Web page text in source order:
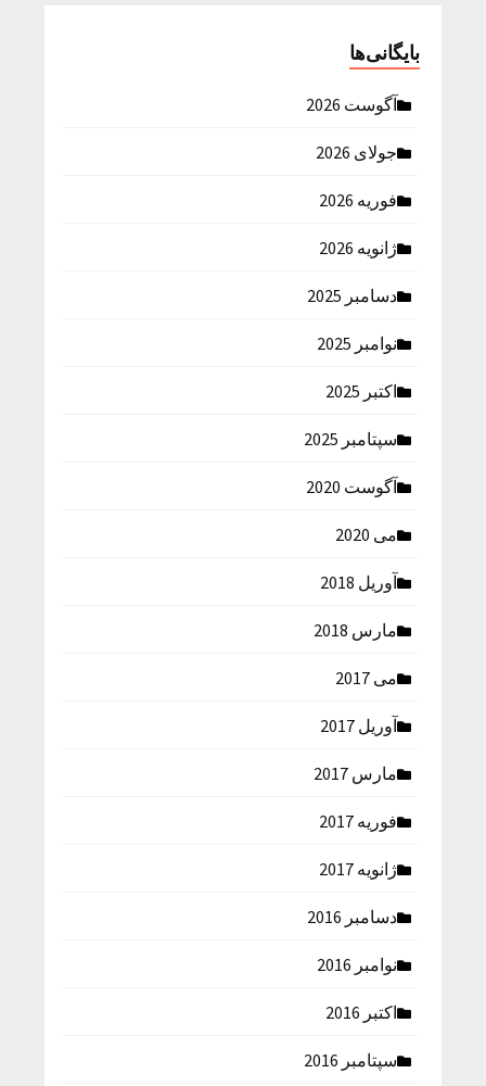
بایگانی‌ها
آگوست 2026
جولای 2026
فوریه 2026
ژانویه 2026
دسامبر 2025
نوامبر 2025
اکتبر 2025
سپتامبر 2025
آگوست 2020
می 2020
آوریل 2018
مارس 2018
می 2017
آوریل 2017
مارس 2017
فوریه 2017
ژانویه 2017
دسامبر 2016
نوامبر 2016
اکتبر 2016
سپتامبر 2016